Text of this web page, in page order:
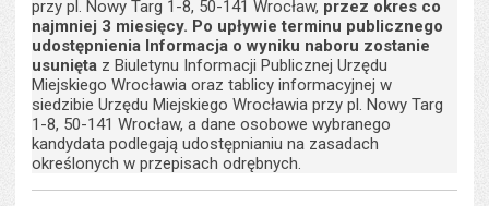
przy pl. Nowy Targ 1-8, 50-141 Wrocław, przez okres co
najmniej 3 miesięcy. Po upływie terminu publicznego
udostępnienia Informacja o wyniku naboru zostanie
usunięta z Biuletynu Informacji Publicznej Urzędu
Miejskiego Wrocławia oraz tablicy informacyjnej w
siedzibie Urzędu Miejskiego Wrocławia przy pl. Nowy Targ
1-8, 50-141 Wrocław, a dane osobowe wybranego
kandydata podlegają udostępnianiu na zasadach
określonych w przepisach odrębnych.